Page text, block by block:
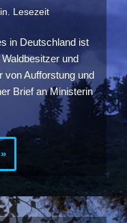
Lesezeit
in Deutschland ist
und
von Aufforstung und
Brief an Ministerin